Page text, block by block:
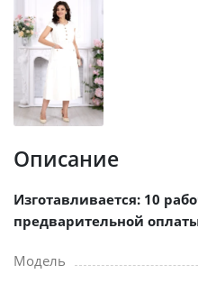
Описание
Изготавливается: 10
предварительной
Модель